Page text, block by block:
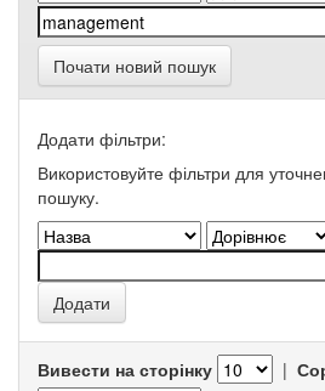
Почати новий пошук
Додати фільтри:
Використовуйте фільтри для
пошуку.
Вивести на сторінку |